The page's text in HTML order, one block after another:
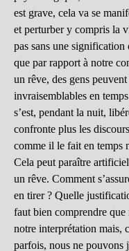
est grave, cela va se
et perturber y compris la
pas sans une signification
que par rapport à notre
un rêve, des gens
invraisemblables en
s’est, pendant la nuit,
confronte plus les
comme il le fait en temps
Cela peut paraître
un rêve. Comment
en tirer ? Quelle
faut bien comprendre que
notre interprétation mais,
parfois, nous ne pouvons